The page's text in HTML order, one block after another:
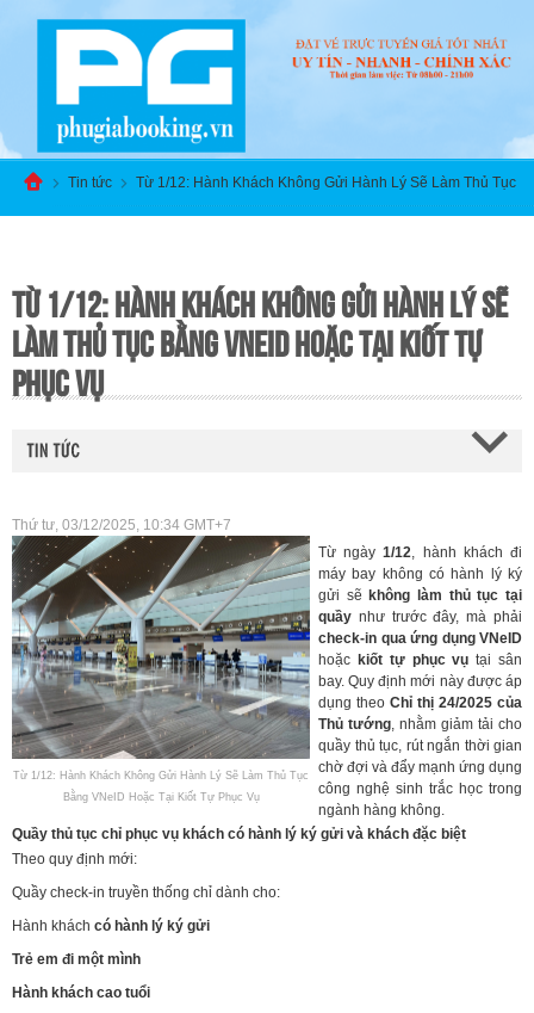
Tin tức Từ 1/12: Hành Khách Không Gửi Hành Lý Sẽ Làm Thủ Tục
TỪ 1/12: HÀNH KHÁCH KHÔNG GỬI HÀNH LÝ SẼ
LÀM THỦ TỤC BẰNG VNEID HOẶC TẠI KIỐT TỰ
PHỤC VỤ
Thứ tư, 03/12/2025, 10:34 GMT+7
Từ 1/12: Hành Khách Không Gửi Hành Lý Sẽ Làm Thủ Tục
Bằng VNeID Hoặc Tại Kiốt Tự Phục Vụ
Từ ngày1/12, hành khách đi
máy bay không có hành lý ký
gửi sẽkhông làm thủ tục tại
quầy như trước đây, mà phải
check-in qua ứng dụng VNeID
hoặc kiốt tự phục vụ tại sân
bay. Quy định mới này được áp
dụng theo Chỉ thị 24/2025 của
Thủ tướng, nhằm giảm tải cho
quầy thủ tục, rút ngắn thời gian
chờ đợi và đẩy mạnh ứng dụng
công nghệ sinh trắc học trong
ngành hàng không.
Quầy thủ tục chỉ phục vụ khách có hành lý ký gửi và khách đặc biệt
Theo quy định mới:
Quầy check-in truyền thống chỉ dành cho:
Hành khách có hành lý ký gửi
Trẻ em đi một mình
Hành khách cao tuổi